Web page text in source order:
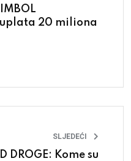
uplata 20 miliona
SLJEDEĆI
DROGE: Kome su